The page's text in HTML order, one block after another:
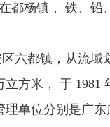
都杨镇， 铁、铅
六都镇，从流
方米， 于
单位分别是广